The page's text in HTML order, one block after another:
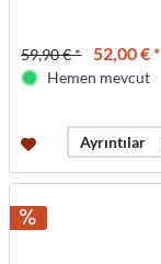
59,90 € * 52,00 € *
Hemen mevcut
Ayrıntılar